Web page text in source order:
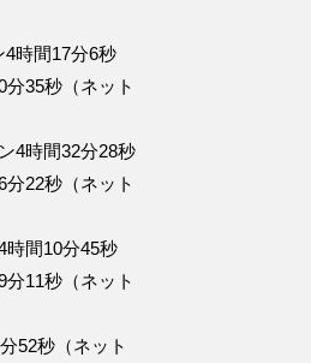
時間17分6秒
分35秒（ネット
4時間32分28秒
分22秒（ネット
間10分45秒
分11秒（ネット
52秒（ネット